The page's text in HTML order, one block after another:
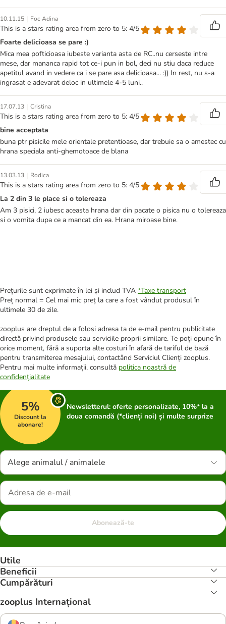
10.11.15 | Foc Adina
This is a stars rating area from zero to 5: 4/5
Foarte delicioasa se pare :)
Mica mea pofticioasa iubeste varianta asta de RC..nu cerseste intre
mese, dar mananca rapid tot ce-i pun in bol, deci nu stiu daca reduce
apetitul avand in vedere ca i se pare asa delicioasa... :)) In rest, nu s-a
ingrasat e adevarat deloc in ultimele 4-5 luni..
17.07.13 | Cristina
This is a stars rating area from zero to 5: 4/5
bine acceptata
buna ptr pisicile mele orientale pretentioase, dar trebuie sa o amestec cu
hrana speciala anti-ghemotoace de blana
13.03.13 | Rodica
This is a stars rating area from zero to 5: 4/5
La 2 din 3 le place si o tolereaza
Am 3 pisici, 2 iubesc aceasta hrana dar din pacate o pisica nu o tolereaza
si o vomita dupa ce a mancat din ea. Hrana miroase bine.
Prețurile sunt exprimate în lei și includ TVA *Taxe transport
Preț normal = Cel mai mic preț la care a fost vândut produsul în
ultimele 30 de zile.
zooplus are dreptul de a folosi adresa ta de e-mail pentru publicitate
directă privind produsele sau serviciile proprii similare. Te poți opune în
orice moment, fără a suporta alte costuri în afară de tariful de bază
pentru transmiterea mesajului, contactând Serviciul Clienți zooplus.
Pentru mai multe informații, consultă politica noastră de
confidențialitate
5%
Discount la
abonare!
Newsletterul: oferte personalizate, 10%* la a
doua comandă (*clienți noi) și multe surprize
Alege animalul / animalele
Abonează-te
Utile
Beneficii
Cumpărături
zooplus Internațional